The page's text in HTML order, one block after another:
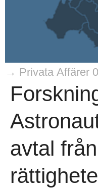
→ Privata Affärer
avtal